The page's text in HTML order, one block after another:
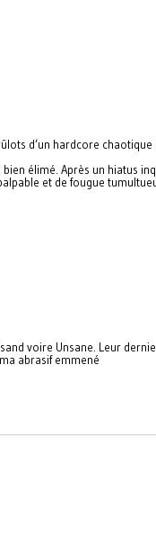
d’un hardcore chaotique
élimé. Après un hiatus
et de fougue
voire Unsane. Leur
abrasif emmené